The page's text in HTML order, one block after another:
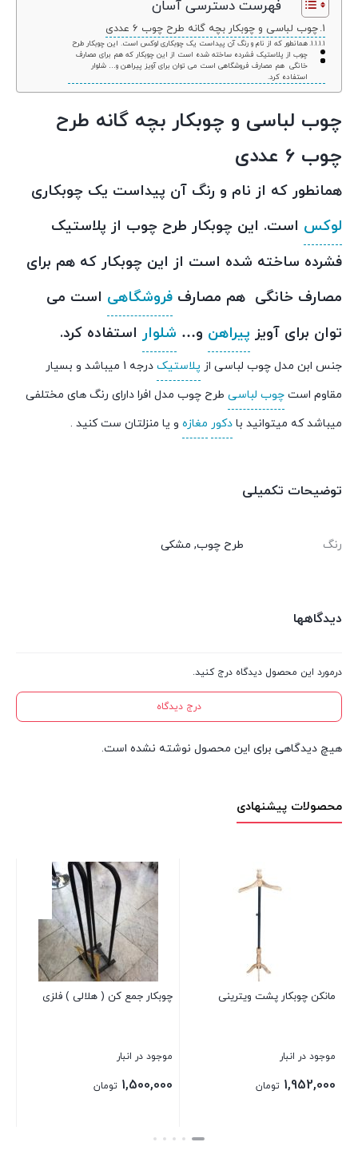
فهرست دسترسی آسان
چوب لباسی و چوبکار بچه گانه طرح چوب 6 عددی
همانطور که از نام و رنگ آن پیداست یک چوبکاری لوکس است. این چوبکار طرح
چوب از پلاستیک فشرده ساخته شده است از این چوبکار که هم برای مصارف
خانگی هم مصارف فروشگاهی است می توان برای آویز پیراهن و… شلوار
استفاده کرد.
چوب لباسی و چوبکار بچه گانه طرح
چوب 6 عددی
همانطور که از نام و رنگ آن پیداست یک چوبکاری
لوکس است. این چوبکار طرح چوب از پلاستیک
فشرده ساخته شده است از این چوبکار که هم برای
مصارف خانگی هم مصارف فروشگاهی است می
توان برای آویز پیراهن و… شلوار استفاده کرد.
جنس ابن مدل چوب لباسی از پلاستیک
درجه 1 میباشد و بسیار
مقاوم است چوب لباسی طرح چوب مدل افرا دارای رنگ های مختلفی
میباشد که میتوانید با دکور مغازه و یا منزلتان ست کنید .
توضیحات تکمیلی
رنگ طرح چوب, مشکی
دیدگاهها
درمورد این محصول دیدگاه درج کنید.
درج دیدگاه
هیچ دیدگاهی برای این محصول نوشته نشده است.
محصولات پیشنهادی
مانکن چوبکار پشت ویترینی
موجود در انبار
1,952,000 تومان
چوبکار جمع کن ( هلالی ) فلزی
موجود در انبار
1,500,000 تومان
بستن